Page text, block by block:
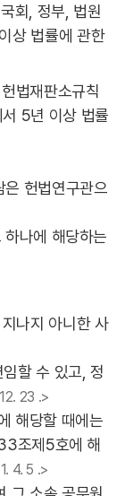
회, 정부, 법원
상 법률에 관한
법재판소규칙
5년 이상 법률
헌법연구관으
하나에 해당하는
나지 아니한 사
할 수 있고, 정
23 .>
해당할 때에는
조제5호에 해
4. 5 .>